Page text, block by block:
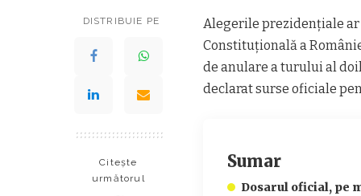
DISTRIBUIE PE
Citește
următorul
Alegerile prezidențiale ar
Constituțională a
de anulare a turului al
declarat surse oficiale
Sumar
Dosarul oficial, pe